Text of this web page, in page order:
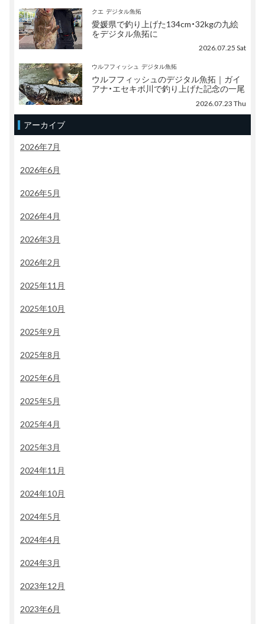
クエ デジタル魚拓
愛媛県で釣り上げた134cm・32kgの九絵
をデジタル魚拓に
2026.07.25 Sat
ウルフフィッシュ デジタル魚拓
ウルフフィッシュのデジタル魚拓｜ガイ
アナ・エセキボ川で釣り上げた記念の一尾
2026.07.23 Thu
アーカイブ
2026年7月
2026年6月
2026年5月
2026年4月
2026年3月
2026年2月
2025年11月
2025年10月
2025年9月
2025年8月
2025年6月
2025年5月
2025年4月
2025年3月
2024年11月
2024年10月
2024年5月
2024年4月
2024年3月
2023年12月
2023年6月